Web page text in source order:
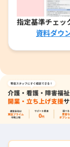
指定基準チェッ
資料ダウ